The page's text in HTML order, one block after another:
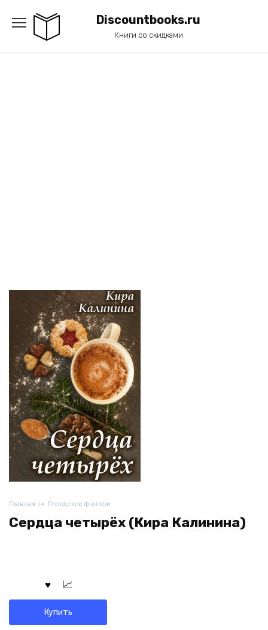
содержанию
Discountbooks.ru
Книги со скидками
Главная Городское фэнтези
Сердца четырёх (Кира Калинина)
Купить